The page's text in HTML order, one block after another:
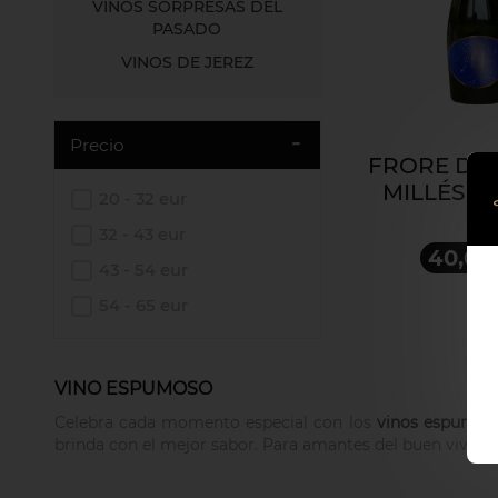
VINOS SORPRESAS DEL
PASADO
VINOS DE JEREZ
Precio
FRORE DO
40,00€
VINO ESPUMOSO
vinos